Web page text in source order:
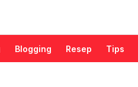
Blogging Resep Tips